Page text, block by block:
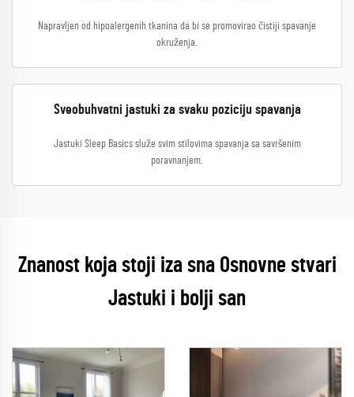
Napravljen od hipoalergenih tkanina da bi se promovirao čistiji spavanje
okruženja.
Sveobuhvatni jastuki za svaku poziciju spavanja
Jastuki Sleep Basics služe svim stilovima spavanja sa savršenim
poravnanjem.
Znanost koja stoji iza sna Osnovne stvari
Jastuki i bolji san